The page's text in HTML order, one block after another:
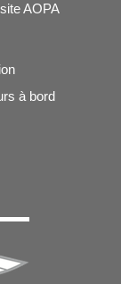
AOPA
à bord